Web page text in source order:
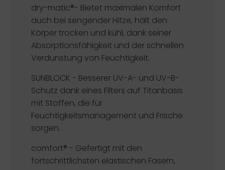
dry-matic®- Bietet maximalen Komfort
auch bei sengender Hitze, hält den
Körper trocken und kühl, dank seiner
Absorptionsfähigkeit und der schnellen
Verdunstung von Feuchtigkeit.
SUNBLOCK - Besserer UV-A- und UV-B-
Schutz dank eines Filters auf Titanbasis
mit Stoffen, die für
Feuchtigkeitsmanagement und Frische
sorgen.
comfort® - Gefertigt mit den
fortschrittlichsten elastischen Fasern,